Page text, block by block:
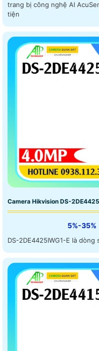
trang bị công nghệ AI
tiện
Camera Hikvision DS-
5%-35%
DS-2DE4425IWG1-E là